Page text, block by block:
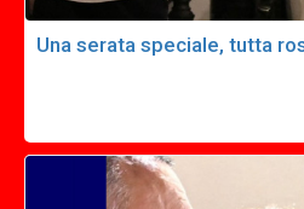
Una serata speciale, tutta